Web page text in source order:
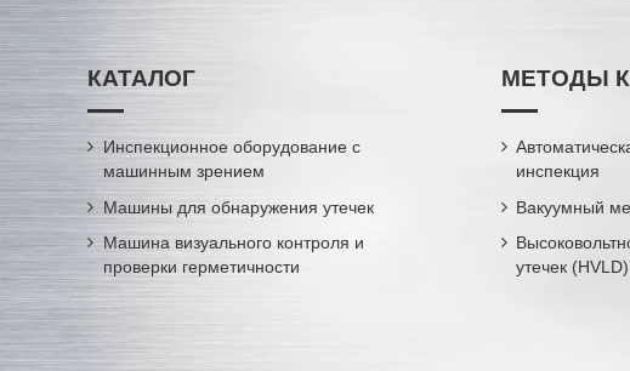
КАТАЛОГ
Инспекционное оборудование с
машинным зрением
Машины для обнаружения утечек
Машина визуального контроля и
проверки герметичности
МЕТОДЫ
инспекция
Вакуумный
утечек (HVLD)